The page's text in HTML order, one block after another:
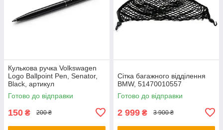
Кулькова ручка Volkswagen
Logo Ballpoint Pen, Senator,
Black, артикул
000087703ME041
Готово до відправки
150 ₴ 200 ₴
Сітка багажного відділення
BMW, 51470010557
Готово до відправки
2 999 ₴ 3 900 ₴